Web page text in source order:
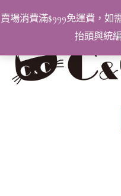
賣場消費滿$999免運費，如
抬頭與統
至